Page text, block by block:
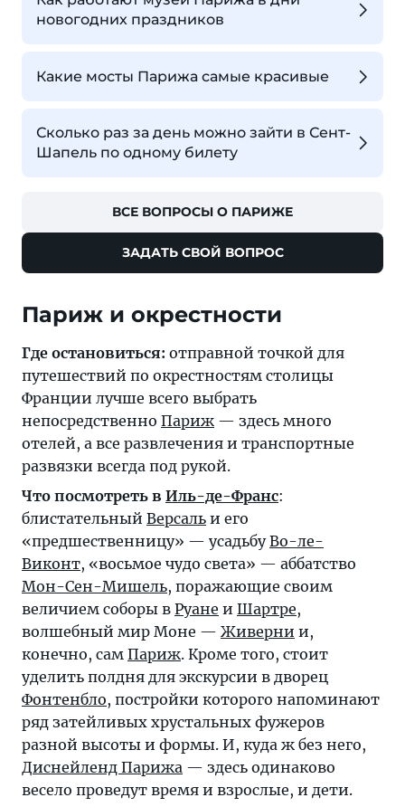
новогодних праздников
Какие мосты Парижа самые красивые
Сколько раз за день можно зайти в Сент-
Шапель по одному билету
ВСЕ ВОПРОСЫ О ПАРИЖЕ
ЗАДАТЬ СВОЙ ВОПРОС
Париж и окрестности
Где остановиться: отправной точкой для
путешествий по окрестностям столицы
Франции лучше всего выбрать
непосредственно Париж — здесь много
отелей, а все развлечения и транспортные
развязки всегда под рукой.
Что посмотреть в Иль-де-Франс:
блистательный Версаль и его
«предшественницу» — усадьбуВо-ле-
Виконт, «восьмое чудо света» — аббатство
Мон-Сен-Мишель, поражающие своим
величием соборы в Руане и Шартре,
волшебный мир Моне — Живерни и,
конечно, сам Париж. Кроме того, стоит
уделить полдня для экскурсии в дворец
Фонтенбло, постройки которого напоминают
ряд затейливых хрустальных фужеров
разной высоты и формы. И, куда ж без него,
Диснейленд Парижа — здесь одинаково
весело проведут время и взрослые, и дети.